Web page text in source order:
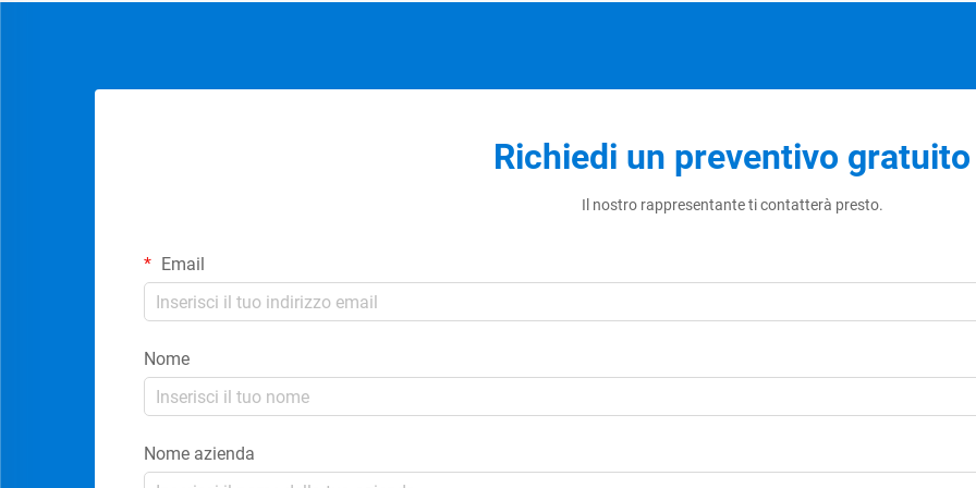
Richiedi un preventivo gratuito
Il nostro rappresentante ti contatterà presto.
Email
Nome
Nome azienda